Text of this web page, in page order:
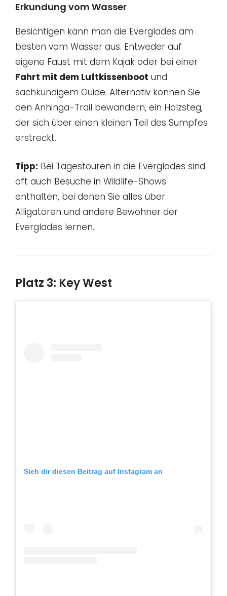
Erkundung vom Wasser
Besichtigen kann man die Everglades am
besten vom Wasser aus. Entweder auf
eigene Faust mit dem Kajak oder bei einer
Fahrt mit dem Luftkissenboot und
sachkundigem Guide. Alternativ können Sie
den Anhinga-Trail bewandern, ein Holzsteg,
der sich über einen kleinen Teil des Sumpfes
erstreckt.
Tipp: Bei Tagestouren in die Everglades sind
oft auch Besuche in Wildlife-Shows
enthalten, bei denen Sie alles über
Alligatoren und andere Bewohner der
Everglades lernen.
Platz 3: Key West
Sieh dir diesen Beitrag auf Instagram an